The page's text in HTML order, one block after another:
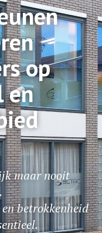
op
en
maar nooit
betrokkenheid